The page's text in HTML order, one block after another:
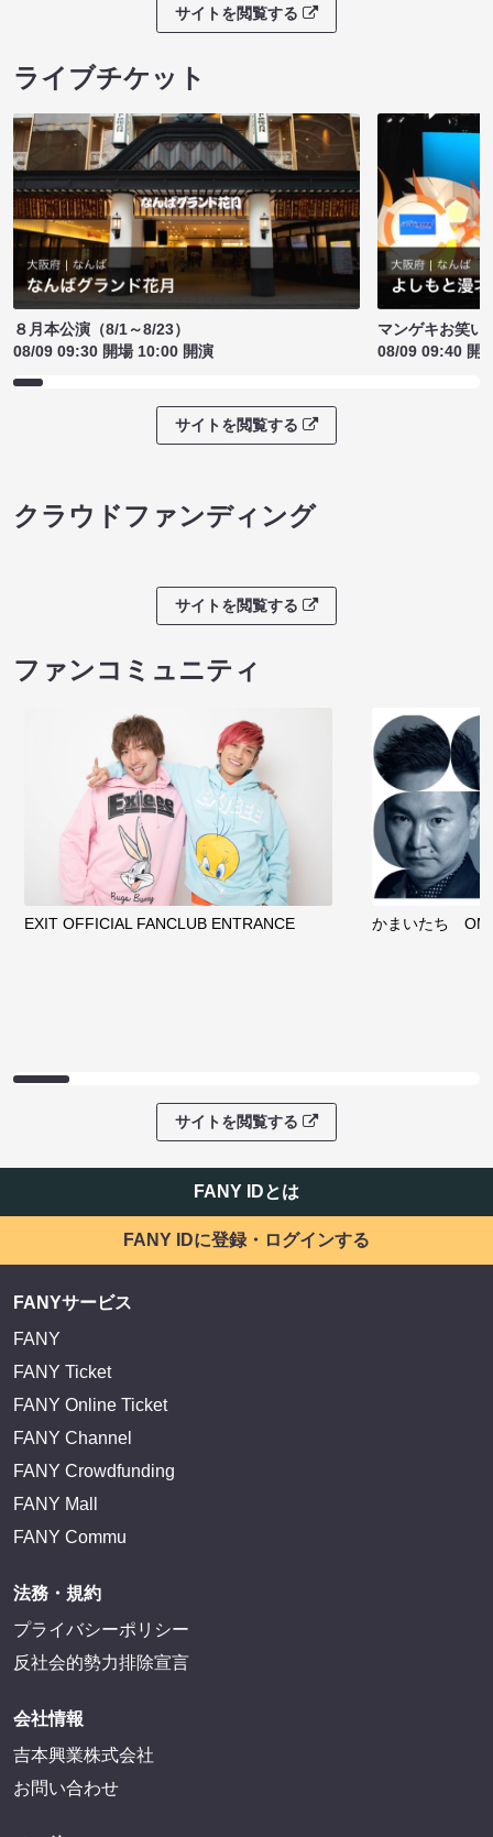
サイトを閲覧する
ライブチケット
８月本公演（8/1～8/23）
08/09 09:30 開場 10:00 開演
マンゲキお笑い
08/09 09:40 開
サイトを閲覧する
クラウドファンディング
サイトを閲覧する
ファンコミュニティ
EXIT OFFICIAL FANCLUB ENTRANCE かまいたち
サイトを閲覧する
FANY IDとは
FANY IDに登録・ログインする
FANYサービス
FANY
FANY Ticket
FANY Online Ticket
FANY Channel
FANY Crowdfunding
FANY Mall
FANY Commu
法務・規約
プライバシーポリシー
反社会的勢力排除宣言
会社情報
吉本興業株式会社
お問い合わせ